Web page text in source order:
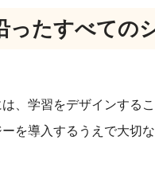
ったすべての
、学習をデザインする
を導入するうえで大切